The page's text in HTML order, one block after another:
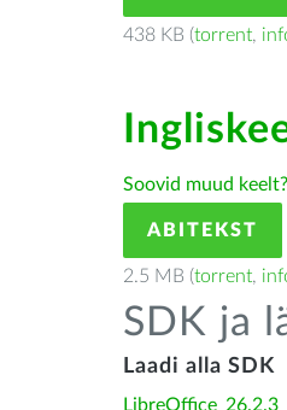
438 KB (torrent,
Soovid muud keelt?
ABITEKST
2.5 MB (torrent,
SDK ja
Laadi alla SDK